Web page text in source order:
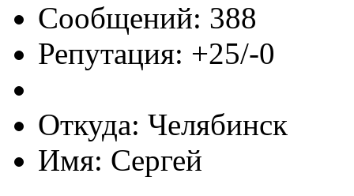
Сообщений: 388
Репутация: +25/-0
Откуда: Челябинск
Имя: Сергей